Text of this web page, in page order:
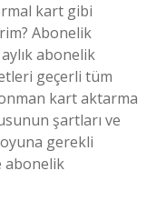
kart gibi
Abonelik
abonelik
geçerli tüm
kart aktarma
şartları ve
gerekli
abonelik